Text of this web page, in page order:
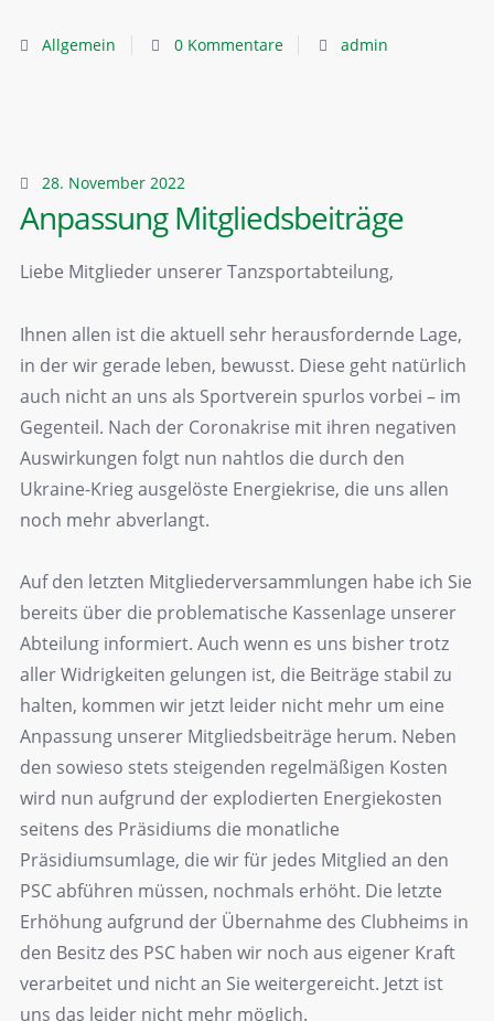
Allgemein 0 Kommentare admin
28. November 2022
Anpassung Mitgliedsbeiträge
Liebe Mitglieder unserer Tanzsportabteilung,
Ihnen allen ist die aktuell sehr herausfordernde Lage,
in der wir gerade leben, bewusst. Diese geht natürlich
auch nicht an uns als Sportverein spurlos vorbei – im
Gegenteil. Nach der Coronakrise mit ihren negativen
Auswirkungen folgt nun nahtlos die durch den
Ukraine-Krieg ausgelöste Energiekrise, die uns allen
noch mehr abverlangt.
Auf den letzten Mitgliederversammlungen habe ich Sie
bereits über die problematische Kassenlage unserer
Abteilung informiert. Auch wenn es uns bisher trotz
aller Widrigkeiten gelungen ist, die Beiträge stabil zu
halten, kommen wir jetzt leider nicht mehr um eine
Anpassung unserer Mitgliedsbeiträge herum. Neben
den sowieso stets steigenden regelmäßigen Kosten
wird nun aufgrund der explodierten Energiekosten
seitens des Präsidiums die monatliche
Präsidiumsumlage, die wir für jedes Mitglied an den
PSC abführen müssen, nochmals erhöht. Die letzte
Erhöhung aufgrund der Übernahme des Clubheims in
den Besitz des PSC haben wir noch aus eigener Kraft
verarbeitet und nicht an Sie weitergereicht. Jetzt ist
uns das leider nicht mehr möglich.